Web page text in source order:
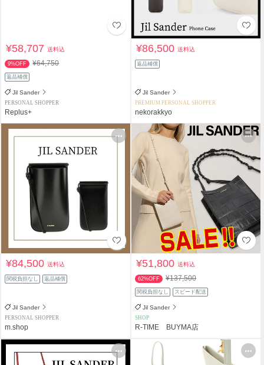
¥58,707送料込
9%OFF ¥64,750
返品補償
Jil Sander
PERSONAL SHOPPER
Replus+
¥86,500送料込
返品補償
Jil Sander
PREMIUM PERSONAL SHOPPER
nekorakkyo
¥84,500送料込
関税負担なし 返品補償
Jil Sander
PERSONAL SHOPPER
m.shop
¥51,800送料込
62%OFF ¥137,500
関税負担なし スピード配送
Jil Sander
SHOP
R-TIME BUYMA店